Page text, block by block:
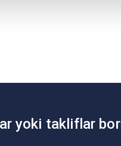
yoki takliflar